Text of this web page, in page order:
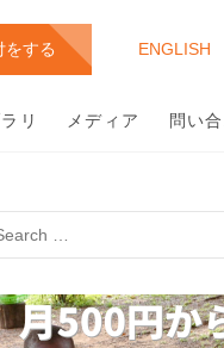
ス(DFP)
配慮の上、採掘・カット・製造
をする ENGLISH
リ メディア 問い